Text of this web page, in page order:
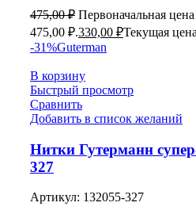
475,00₽ Первоначальная цена
475,00 ₽.330,00 ₽Текущая
-31%Guterman
В корзину
Быстрый просмотр
Сравнить
Добавить в список желаний
Нитки Гутерманн
327
Артикул: 132055-327